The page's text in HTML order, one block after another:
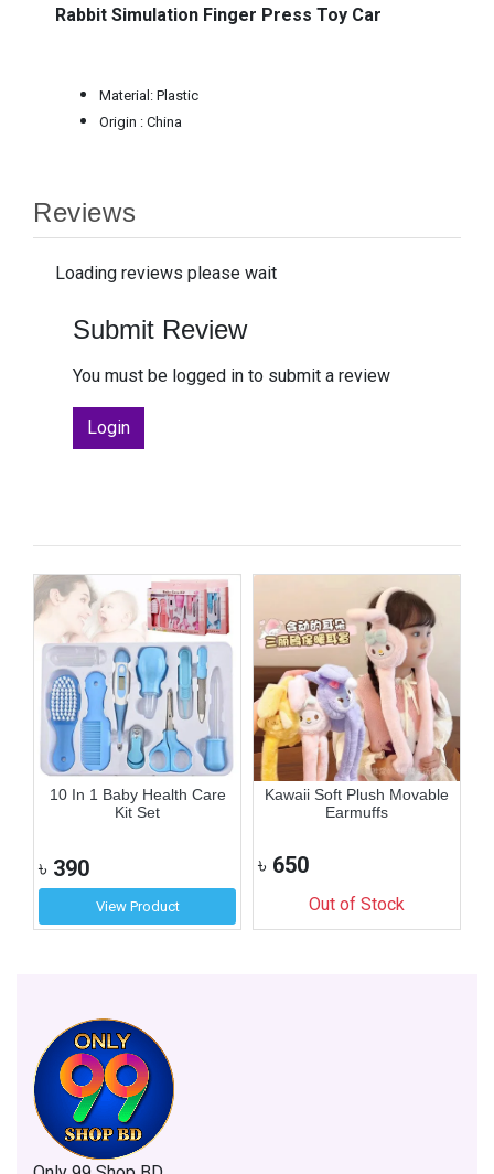
Rabbit Simulation Finger Press Toy Car
Material: Plastic
Origin : China
Reviews
Loading reviews please wait
Submit Review
You must be logged in to submit a review
Login
10 In 1 Baby Health Care
Kit Set
৳ 390
View Product
Kawaii Soft Plush Movable
Earmuffs
৳ 650
Out of Stock